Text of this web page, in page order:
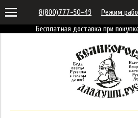
Бесплатная доставка при
8(800)777-50-49 Режим